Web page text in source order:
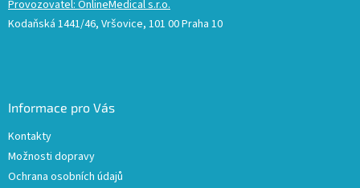
Provozovatel: OnlineMedical s.r.o.
Kodaňská 1441/46, Vršovice, 101 00 Praha 10
Informace pro Vás
Kontakty
Možnosti dopravy
Ochrana osobních údajů